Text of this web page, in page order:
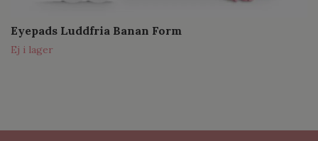
Eyepads Luddfria Banan Form
Ej i lager